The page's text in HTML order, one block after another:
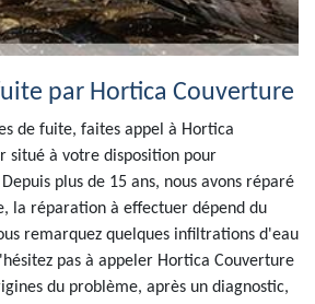
par Hortica Couverture
de fuite, faites appel à Hortica
situé à votre disposition pour
plus de 15 ans, nous avons réparé
la réparation à effectuer dépend du
remarquez quelques infiltrations d'eau
pas à appeler Hortica Couverture
du problème, après un diagnostic,